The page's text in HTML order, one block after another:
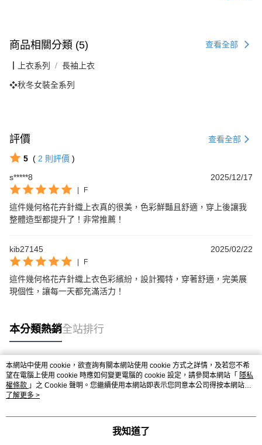
商品相關分類 (5) 查看全部
┃上衣系列 長袖上衣
❖秋冬女裝全系列
評價 查看全部
5 ( 2 則評價 )
s*****8
2025/12/17
F
這件幾何格花卉針織上衣真的很美，色彩鮮豔且舒適，穿上後讓我
整體造型都提升了！非常推薦！
kib27145 2025/02/22
F
這件幾何格花卉針織上衣色彩繽紛，設計獨特，穿著舒適，完美展
現個性，讓每一天都充滿活力！
本分類熱銷全站排行
熱門標籤
本網站中使用 cookie，欲查詢有關本網站使用 cookie 方式之詳情，及若您不希
望在電腦上使用 cookie 時應如何變更電腦的 cookie 設定，請參閱本網站「 隱私
權條款 」之 Cookie 聲明。您繼續使用本網站即表示您同意本公司得按本網站使
用條款之 Cookie 聲明使用 cookie。
了解更多 >
我知道了